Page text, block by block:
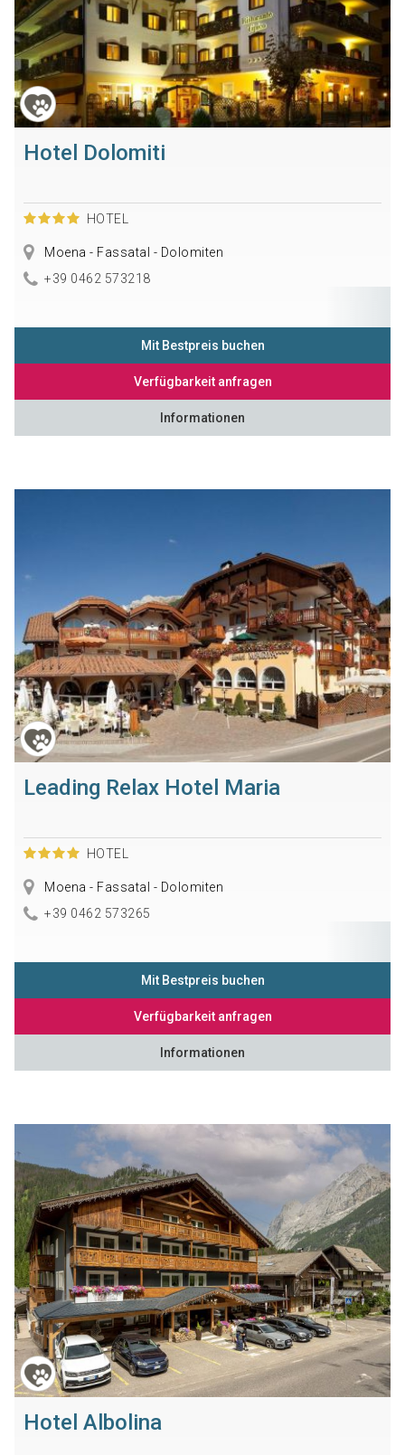
Hotel Dolomiti
HOTEL
Moena - Fassatal - Dolomiten
+39 0462 573218
Mit Bestpreis buchen
Verfügbarkeit anfragen
Informationen
Leading Relax Hotel Maria
HOTEL
Moena - Fassatal - Dolomiten
+39 0462 573265
Mit Bestpreis buchen
Verfügbarkeit anfragen
Informationen
Hotel Albolina